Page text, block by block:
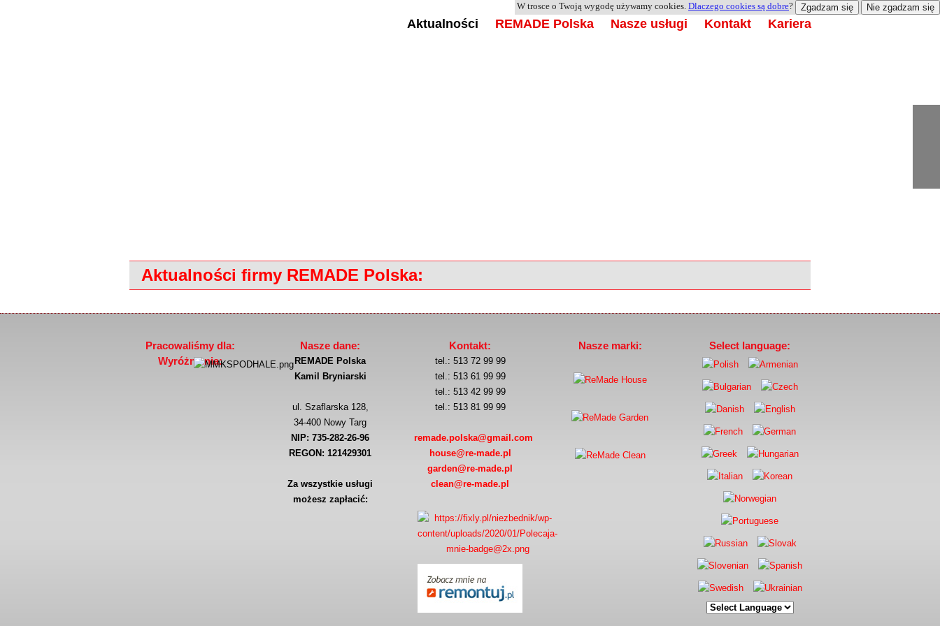
W trosce o Twoją wygodę używamy cookies. Dlaczego cookies są dobre? Zgadzam się Nie zgadzam się
Aktualności REMADE Polska Nasze usługi Kontakt Kariera
Aktualności firmy REMADE Polska:
Pracowaliśmy dla:
Wyróżnienia:
Nasze dane:
REMADE Polska
Kamil Bryniarski
ul. Szaflarska 128,
34-400 Nowy Targ
NIP: 735-282-26-96
REGON: 121429301
Za wszystkie usługi
możesz zapłacić:
Kontakt:
tel.: 513 72 99 99
tel.: 513 61 99 99
tel.: 513 42 99 99
tel.: 513 81 99 99
remade.polska@gmail.com
house@re-made.pl
garden@re-made.pl
clean@re-made.pl
Nasze marki: Select language: